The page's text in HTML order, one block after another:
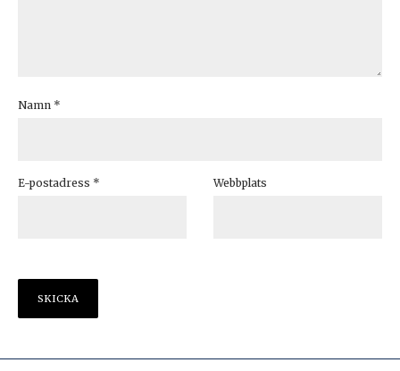
Namn *
E-postadress * Webbplats